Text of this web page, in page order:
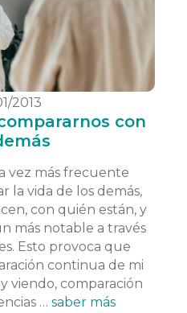
2013
con
vez más frecuente
la vida de los demás,
con quién están, y
más notable a través
Esto provoca que
continua de mi
viendo, comparación
… saber más